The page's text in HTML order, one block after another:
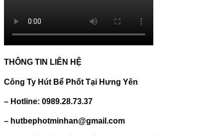
THÔNG TIN LIÊN HỆ
Công Ty Hút Bể Phốt Tại Hưng Yên
– Hotline: 0989.28.73.37
– hutbephotminhan@gmail.com